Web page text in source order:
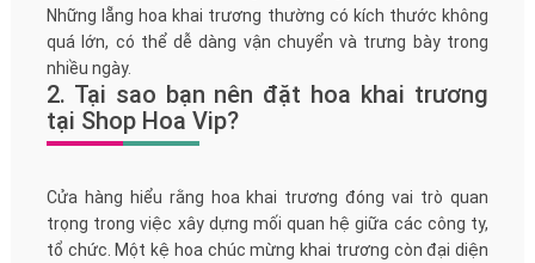
Những lẵng hoa khai trương thường có kích thước không
quá lớn, có thể dễ dàng vận chuyển và trưng bày trong
nhiều ngày.
2. Tại sao bạn nên đặt hoa khai trương
tại Shop Hoa Vip?
Cửa hàng hiểu rằng hoa khai trương đóng vai trò quan
trọng trong việc xây dựng mối quan hệ giữa các công ty,
tổ chức. Một kệ hoa chúc mừng khai trương còn đại diện